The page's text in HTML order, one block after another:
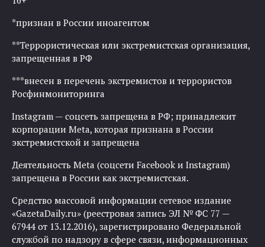
*признан в России иноагентом
**Террористическая или экстремистская организация,
запрещенная в РФ
***внесен в перечень экстремистов и террористов
Росфинмониторинга
Instagram — соцсеть запрещена в РФ; принадлежит
корпорации Meta, которая признана в России
экстремистской и запрещена
Деятельность Meta (соцсети Facebook и Instagram)
запрещена в России как экстремистская.
Средство массовой информации сетевое издание
«GazetaDaily.ru» (реестровая запись ЭЛ № ФС 77 —
67944 от 13.12.2016), зарегистрировано Федеральной
службой по надзору в сфере связи, информационных